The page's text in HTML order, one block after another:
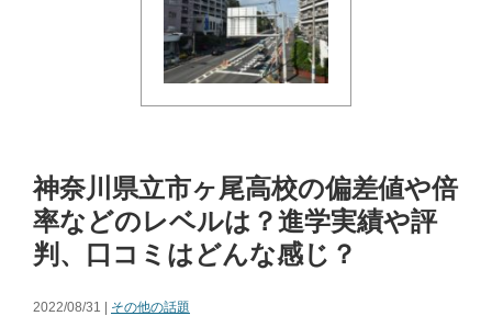
神奈川県立市ヶ尾高校の偏差値や倍
率などのレベルは？進学実績や評
判、口コミはどんな感じ？
2022/08/31 | その他の話題